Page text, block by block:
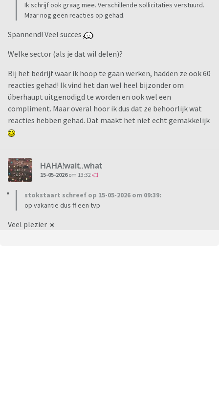
Ik schrijf ook graag mee. Verschillende sollicitaties verstuurd.
Maar nog geen reacties op gehad.
Spannend! Veel succes
Welke sector (als je dat wil delen)?
Bij het bedrijf waar ik hoop te gaan werken, hadden ze ook 60
reacties gehad! Ik vind het dan wel heel bijzonder om
überhaupt uitgenodigd te worden en ook wel een
compliment. Maar overal hoor ik dus dat ze behoorlijk wat
reacties hebben gehad. Dat maakt het niet echt gemakkelijk
HAHA!wait..what
15-05-2026om 13:32
stokstaart schreef op 15-05-2026 om 09:39:
op vakantie dus ff een tvp
Veel plezier ☀️